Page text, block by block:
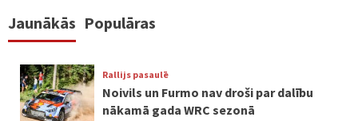
Jaunākās Populāras
Rallijs pasaulē
Noivils un Furmo nav droši par dalību
nākamā gada WRC sezonā